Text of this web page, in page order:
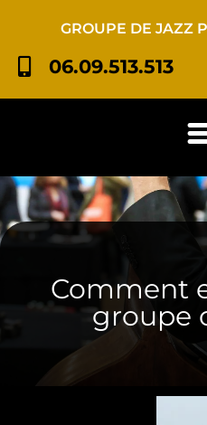
GROUPE DE JAZZ
06.09.513.513
Comment
groupe